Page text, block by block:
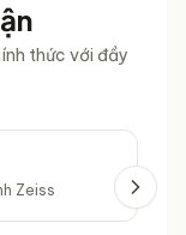
thức với đầy
Zeiss